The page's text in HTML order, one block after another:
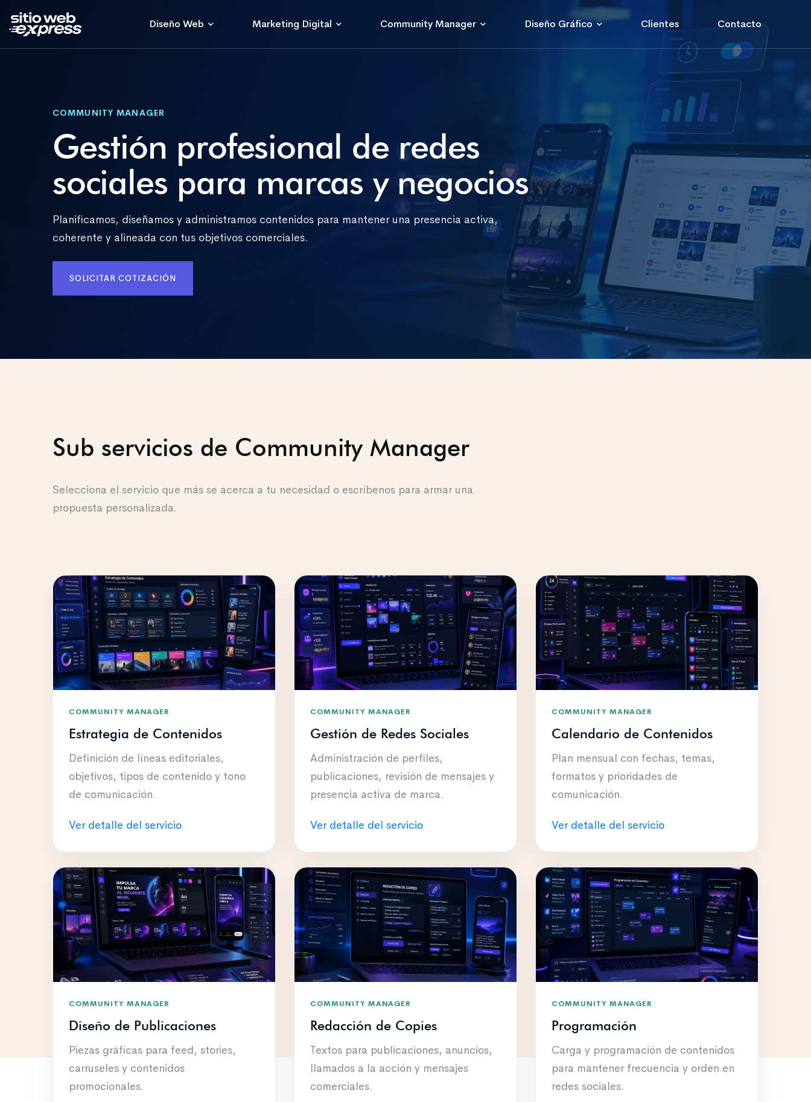
Diseño Web Marketing Digital Community Manager Diseño Gráfico Clientes Contacto
COMMUNITY MANAGER
Gestión profesional de redes
sociales para marcas y negocios
Planificamos, diseñamos y administramos contenidos para mantener una presencia activa,
coherente y alineada con tus objetivos comerciales.
SOLICITAR COTIZACIÓN
Sub servicios de Community Manager
Selecciona el servicio que más se acerca a tu necesidad o escríbenos para armar una
propuesta personalizada.
COMMUNITY MANAGER
Estrategia de Contenidos
Definición de líneas editoriales,
objetivos, tipos de contenido y tono
de comunicación.
Ver detalle del servicio
COMMUNITY MANAGER
Gestión de Redes Sociales
Administración de perfiles,
publicaciones, revisión de mensajes y
presencia activa de marca.
Ver detalle del servicio
COMMUNITY MANAGER
Calendario de Contenidos
Plan mensual con fechas, temas,
formatos y prioridades de
comunicación.
Ver detalle del servicio
COMMUNITY MANAGER
Diseño de Publicaciones
Piezas gráficas para feed, stories,
carruseles y contenidos
promocionales.
COMMUNITY MANAGER
Redacción de Copies
Textos para publicaciones, anuncios,
llamados a la acción y mensajes
comerciales.
COMMUNITY MANAGER
Programación
Carga y programación de contenidos
para mantener frecuencia y orden en
redes sociales.